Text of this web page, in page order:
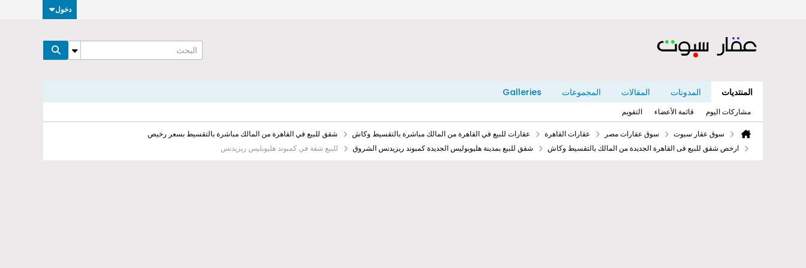
دخول
المنتديات المدونات المقالات المجموعات Galleries
مشاركات اليوم قائمة الأعضاء التقويم
سوق عقار سبوت سوق عقارات مصر عقارات القاهرة عقارات للبيع في القاهرة من المالك مباشرة بالتقسيط وكاش
شقق للبيع في القاهرة من المالك مباشرة بالتقسيط بسعر رخيص
ارخص شقق للبيع فى القاهرة الجديدة من المالك بالتقسيط وكاش
شقق للبيع بمدينة هليوبوليس الجديدة كمبوند ريزيدنس الشروق للبيع شقة في كمبوند هليوبليس ريزيدنس